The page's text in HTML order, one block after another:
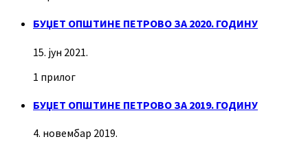
БУЏЕТ ОПШТИНЕ ПЕТРОВО ЗА 2020. ГОДИНУ
15. јун 2021.
1 прилог
БУЏЕТ ОПШТИНЕ ПЕТРОВО ЗА 2019. ГОДИНУ
4. новембар 2019.